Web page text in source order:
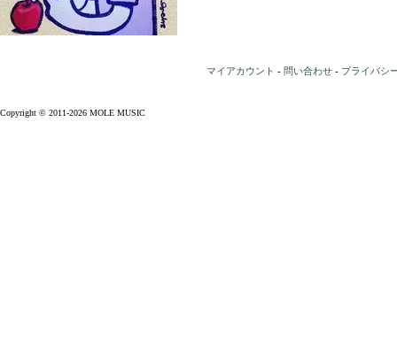
マイアカウント - 問い合わせ - プライバシ
Copyright © 2011-2026 MOLE MUSIC